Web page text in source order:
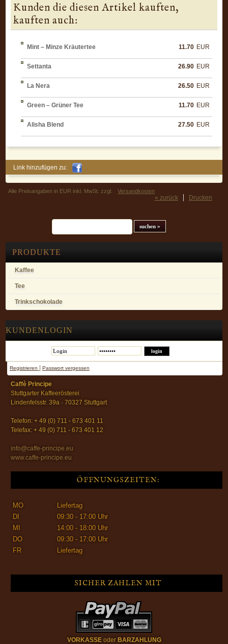
PRODUKTE
Kaffee
Tee
Trinkschokolade
KUNDENLOGIN
Registrieren Passwort vergessen
Caffè Principe
Stuttgarter Kaffeerösterei
Lindenfelsstr. 39a · 70327 Stuttgart
Telefon: + 49 (0) 711 - 673 401 11
Telefax: + 49 (0) 711 - 673 401 12
info@caffe-principe.eu
www.caffe-principe.eu
ÖFFNUNGSZEITEN:
MO
Liefertag
DI
09:30 - 17:00 Uhr
MI
14:00 - 18:00 Uhr
DO
09:30 - 17:00 Uhr
FR
Liefertag
SICHER ZAHLEN MIT
VORKASSE oder BARZAHLUNG
Kunden die diesen Artikel kauften,
kauften auch:
Mint – Minze Kräutertee 11.70 EUR
Settanta 26.90 EUR
La Nera 26.50 EUR
Green – Grüner Tee 11.70 EUR
Alisha Blend 27.50 EUR
Link hinzufügen zu:
Alle Preisangaben in EUR inkl. MwSt. zzgl. Versandkosten
Drucken
« zurück